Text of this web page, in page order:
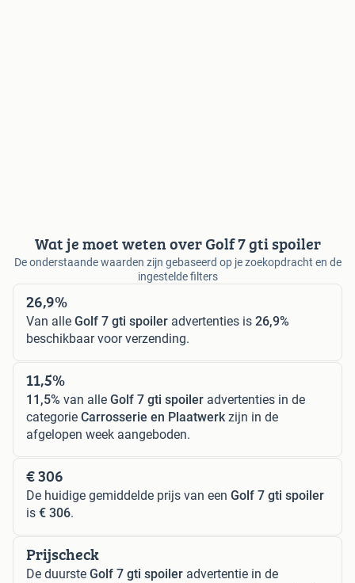
Wat je moet weten over Golf 7 gti spoiler
De onderstaande waarden zijn gebaseerd op je zoekopdracht en de
ingestelde filters
26,9%
Van alle Golf 7 gti spoiler advertenties is 26,9%
beschikbaar voor verzending.
11,5%
11,5% van alle Golf 7 gti spoiler advertenties in de
categorie Carrosserie en Plaatwerkzijn in de
afgelopen week aangeboden.
€ 306
De huidige gemiddelde prijs van een Golf 7 gti spoiler
is € 306.
Prijscheck
De duurste Golf 7 gti spoiler advertentie in de